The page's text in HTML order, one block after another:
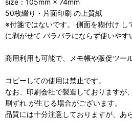
size：105mm × 74mm
50枚綴り・片面印刷 の上質紙
※付箋ではないです。 側面を糊付け し
に剥がせて バラバラにならず使いやす
商用利用も可能で、メモ帳や販促ツー
コピーしての使用は禁止です。
なお、印刷会社で製造しておりますが
刷ずれ が生じる場合がございます。
品質には十分注意しておりますが、あ